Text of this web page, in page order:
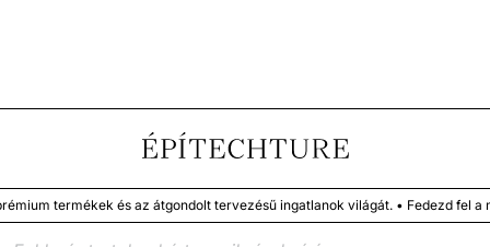
termékek és az átgondolt tervezésű ingatlanok világát. • Fedezd fel a